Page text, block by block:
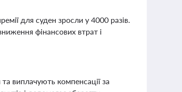
для суден зросли у 4000 разів.
фінансових втрат і
виплачують компенсації за